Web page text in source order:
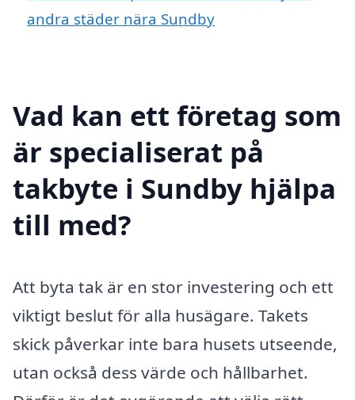
andra städer nära Sundby
Vad kan ett företag som
är specialiserat på
takbyte i Sundby hjälpa
till med?
Att byta tak är en stor investering och ett
viktigt beslut för alla husägare. Takets
skick påverkar inte bara husets utseende,
utan också dess värde och hållbarhet.